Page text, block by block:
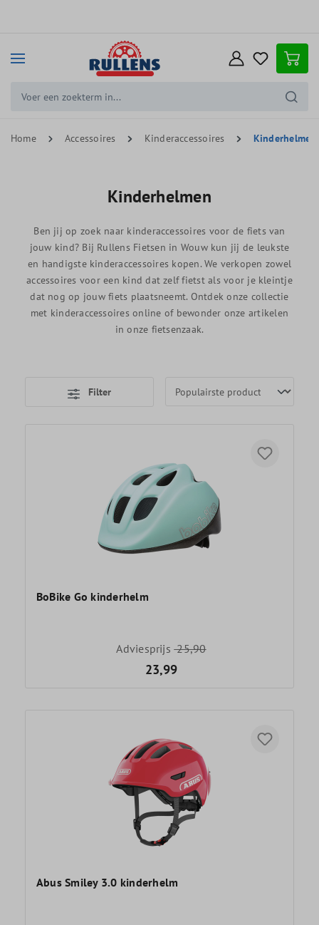
Home Accessoires Kinderaccessoires Kinderhelmen
Kinderhelmen
Ben jij op zoek naar kinderaccessoires voor de fiets van
jouw kind? Bij Rullens Fietsen in Wouw kun jij de leukste
en handigste kinderaccessoires kopen. We verkopen zowel
accessoires voor een kind dat zelf fietst als voor je kleintje
dat nog op jouw fiets plaatsneemt. Ontdek onze collectie
met kinderaccessoires online of bewonder onze artikelen
in onze fietsenzaak.
Filter
BoBike Go kinderhelm
Adviesprijs25,90
23,99
Abus Smiley 3.0 kinderhelm